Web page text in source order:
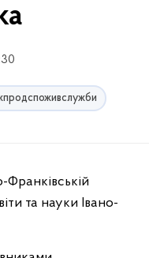
та науки Івано-